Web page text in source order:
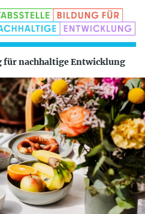
für nachhaltige Entwicklung